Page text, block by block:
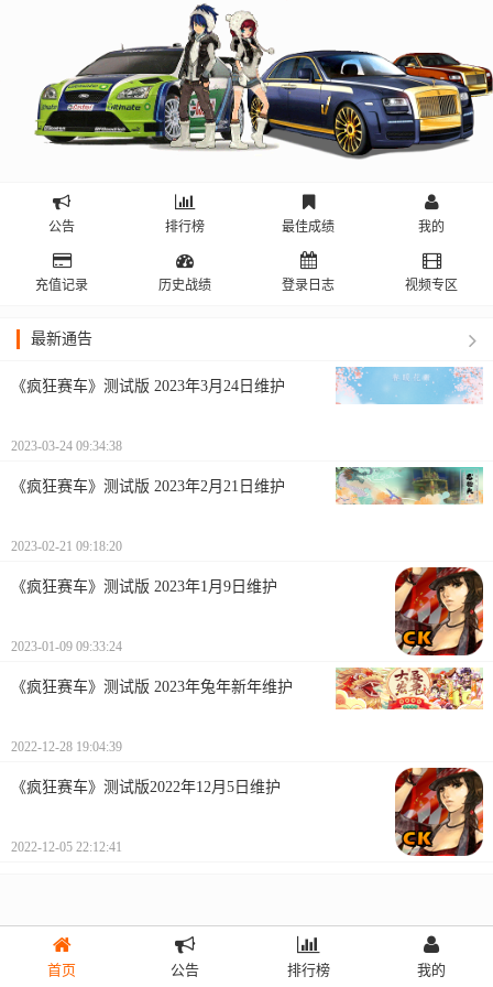
公告 排行榜 最佳成绩 我的
充值记录 历史战绩 登录日志 视频专区
最新通告
《疯狂赛车》测试版 2023年3月24日维护
2023-03-24 09:34:38
《疯狂赛车》测试版 2023年2月21日维护
2023-02-21 09:18:20
《疯狂赛车》测试版 2023年1月9日维护
2023-01-09 09:33:24
《疯狂赛车》测试版 2023年兔年新年维护
2022-12-28 19:04:39
《疯狂赛车》测试版2022年12月5日维护
2022-12-05 22:12:41
首页 公告 排行榜 我的